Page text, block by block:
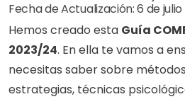
Fecha de Actualización: 6 de
Hemos creado esta Guía
2023/24. En ella te vamos a
necesitas saber sobre
estrategias, técnicas